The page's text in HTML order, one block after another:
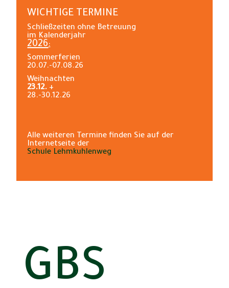
WICHTIGE TERMINE
Schließzeiten ohne Betreuung
im Kalenderjahr
2026:
Sommerferien
20.07.-07.08.26
Weihnachten
23.12. +
28.-30.12.26
Alle weiteren Termine finden Sie auf der
Internetseite der
Schule Lehmkuhlenweg
GBS